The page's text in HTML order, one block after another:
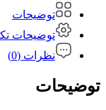
توضیحات
توضیحات
نظرات (0)
توضیحات